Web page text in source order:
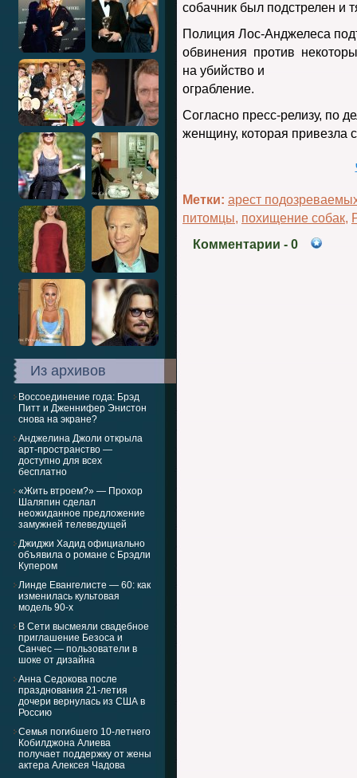
Из архивов
Воссоединение года: Брэд
Питт и Дженнифер Энистон
снова на экране?
Анджелина Джоли открыла
арт-пространство —
доступно для всех
бесплатно
«Жить втроем?» — Прохор
Шаляпин сделал
неожиданное предложение
замужней телеведущей
Джиджи Хадид официально
объявила о романе с Брэдли
Купером
Линде Евангелисте — 60: как
изменилась культовая
модель 90-х
В Сети высмеяли свадебное
приглашение Безоса и
Санчес — пользователи в
шоке от дизайна
Анна Седокова после
празднования 21-летия
дочери вернулась из США в
Россию
Семья погибшего 10-летнего
Кобилджона Алиева
получает поддержку от жены
актера Алексея Чадова
собачник был подстрелен и
Полиция Лос-Анджелеса
обвинения против
на убийство и
ограбление.
Согласно пресс-релизу, по
женщину, которая привезла
Метки: арест
питомцы, похищение собак,
Комментарии - 0